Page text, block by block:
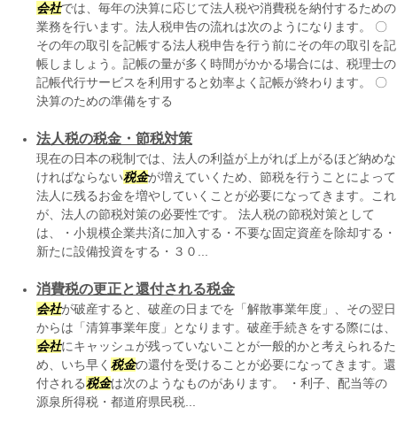
会社では、毎年の決算に応じて法人税や消費税を納付するための
業務を行います。法人税申告の流れは次のようになります。 〇
その年の取引を記帳する法人税申告を行う前にその年の取引を記
帳しましょう。記帳の量が多く時間がかかる場合には、税理士の
記帳代行サービスを利用すると効率よく記帳が終わります。 〇
決算のための準備をする
法人税の税金・節税対策
現在の日本の税制では、法人の利益が上がれば上がるほど納めな
ければならない税金が増えていくため、節税を行うことによって
法人に残るお金を増やしていくことが必要になってきます。これ
が、法人の節税対策の必要性です。 法人税の節税対策として
は、・小規模企業共済に加入する・不要な固定資産を除却する・
新たに設備投資をする・３０...
消費税の更正と還付される税金
会社が破産すると、破産の日までを「解散事業年度」、その翌日
からは「清算事業年度」となります。破産手続きをする際には、
会社にキャッシュが残っていないことが一般的かと考えられるた
め、いち早く 税金の還付を受けることが必要になってきます。還
付される税金は次のようなものがあります。 ・利子、配当等の
源泉所得税・都道府県民税...